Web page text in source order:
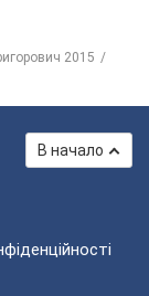
2015
В начало